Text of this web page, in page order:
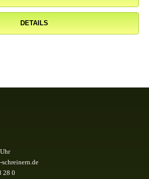
DETAILS
28 0